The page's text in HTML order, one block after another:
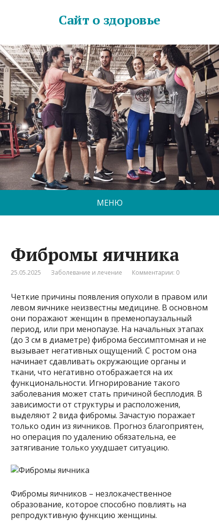
Сайт о здоровье
МЕНЮ
Фибромы яичника
25.05.2025 Заболевание и лечение Комментарии: 0
Четкие причины появления опухоли в правом или
левом яичнике неизвестны медицине. В основном
они поражают женщин в пременопаузальный
период, или при менопаузе. На начальных этапах
(до 3 см в диаметре) фиброма бессимптомная и не
вызывает негативных ощущений. С ростом она
начинает сдавливать окружающие органы и
ткани, что негативно отображается на их
функциональности. Игнорирование такого
заболевания может стать причиной бесплодия. В
зависимости от структуры и расположения,
выделяют 2 вида фибромы. Зачастую поражает
только один из яичников. Прогноз благоприятен,
но операция по удалению обязательна, ее
затягивание только ухудшает ситуацию.
Фибромы яичников – незлокачественное
образование, которое способно повлиять на
репродуктивную функцию женщины.